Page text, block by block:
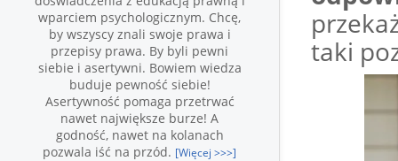
taki
wparciem psychologicznym. Chcę,
by wszyscy znali swoje prawa i
przepisy prawa. By byli pewni
siebie i asertywni. Bowiem wiedza
buduje pewność siebie!
Asertywność pomaga przetrwać
nawet największe burze! A
godność, nawet na kolanach
pozwala iść na przód. [Więcej >>>]